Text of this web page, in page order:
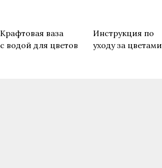
Крафтовая ваза
с водой для цветов
Инструкция по
уходу за цветами